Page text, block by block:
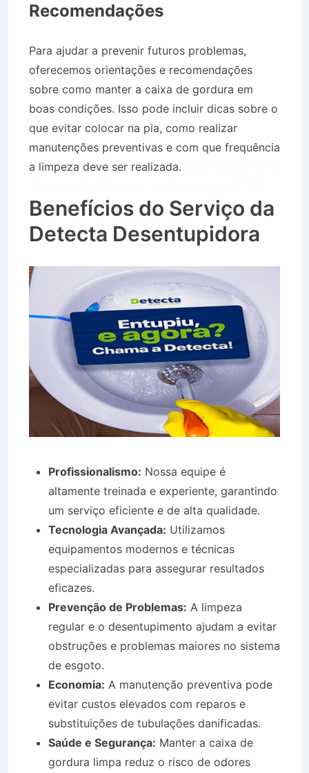
Recomendações
Para ajudar a prevenir futuros problemas,
oferecemos orientações e recomendações
sobre como manter a caixa de gordura em
boas condições. Isso pode incluir dicas sobre o
que evitar colocar na pia, como realizar
manutenções preventivas e com que frequência
a limpeza deve ser realizada.
Benefícios do Serviço da
Detecta Desentupidora
Profissionalismo: Nossa equipe é
altamente treinada e experiente, garantindo
um serviço eficiente e de alta qualidade.
Tecnologia Avançada: Utilizamos
equipamentos modernos e técnicas
especializadas para assegurar resultados
eficazes.
Prevenção de Problemas: A limpeza
regular e o desentupimento ajudam a evitar
obstruções e problemas maiores no sistema
de esgoto.
Economia: A manutenção preventiva pode
evitar custos elevados com reparos e
substituições de tubulações danificadas.
Saúde e Segurança: Manter a caixa de
gordura limpa reduz o risco de odores